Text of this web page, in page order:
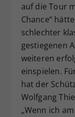
auf die Tour
Chance“
schlechter
gestiegenen
weiteren
einspielen.
hat der
Wolfgang
„Wenn ich